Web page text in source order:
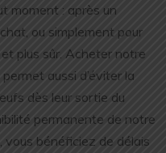
moment : après un
ou simplement pour
plus sûr. Acheter notre
permet aussi d’éviter la
dès leur sortie du
permanente de notre
, vous bénéficiez de délais